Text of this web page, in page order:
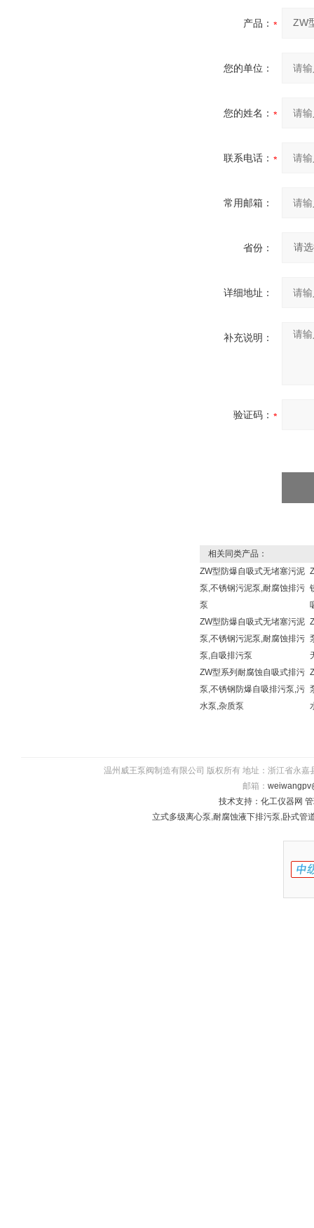
产品：
您的单位：
您的姓名：
联系电话：
常用邮箱：
省份：
详细地址：
补充说明：
验证码：
相关同类产品：
ZW型防爆自吸式无堵塞污泥
泵,不锈钢污泥泵,耐腐蚀排污
泵
ZW型防爆自吸式无堵塞污泥
泵,不锈钢污泥泵,耐腐蚀排污
泵,自吸排污泵
ZW型系列耐腐蚀自吸式排污
泵,不锈钢防爆自吸排污泵,污
水泵,杂质泵
温州威王泵阀制造有限公司 版权所有 地址：浙江省永
邮箱：
技术支持： 化工仪器网
立式多级离心泵,耐腐蚀液下排污泵,卧式管